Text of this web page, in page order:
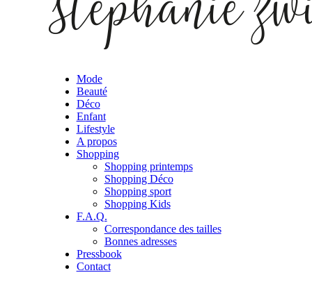
Mode
Beauté
Déco
Enfant
Lifestyle
A propos
Shopping
Shopping printemps
Shopping Déco
Shopping sport
Shopping Kids
F.A.Q.
Correspondance des tailles
Bonnes adresses
Pressbook
Contact